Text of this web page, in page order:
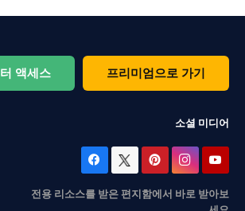
액세스 프리미엄으로 가기
소셜 미디어
전용 리소스를 받은 편지함에서 바로 받아보